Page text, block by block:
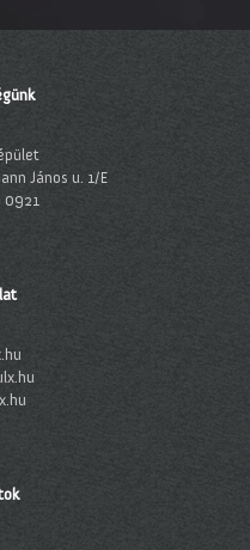
János u. 1/E
0921